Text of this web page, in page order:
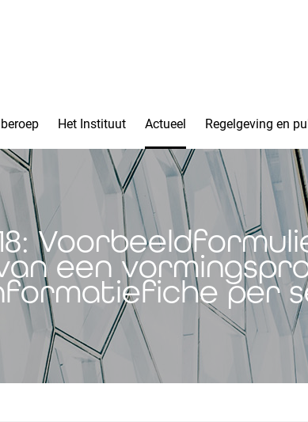
Het Instituut Actueel Regelgeving en
een
per